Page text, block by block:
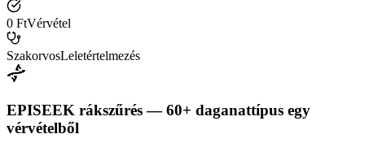
0 FtVérvétel
SzakorvosLeletértelmezés
EPISEEK rákszűrés — 60+ daganattípus egy
vérvételből